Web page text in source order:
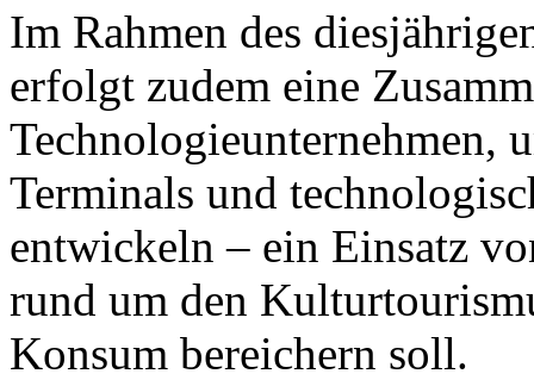
Im Rahmen des
erfolgt zudem eine
Technologieunternehmen,
Terminals und
entwickeln – ein Einsatz
rund um den
Konsum bereichern soll.